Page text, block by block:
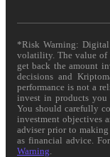
*Risk Warning:
volatility. The value of
get back the amount
decisions and
performance is not a
invest in products you
You should carefully
investment objectives
adviser prior to
as financial advice.
Warning